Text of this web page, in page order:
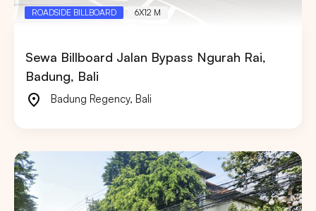
ROADSIDE BILLBOARD 6X12 M
Sewa Billboard Jalan Bypass Ngurah Rai,
Badung, Bali
Badung Regency, Bali